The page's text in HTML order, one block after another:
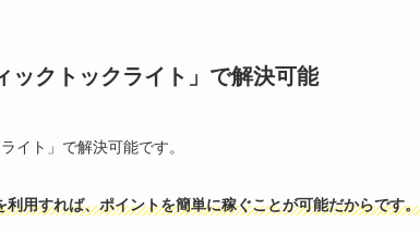
ックトックライト」で解決可能
イト」で解決可能です。
用すれば、ポイントを簡単に稼ぐことが可能だからです。